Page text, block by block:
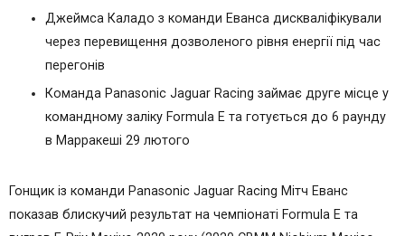
Джеймса Каладо з команди Еванса дискваліфікували
через перевищення дозволеного рівня енергії під час
перегонів
Команда Panasonic Jaguar Racing займає друге місце у
командному заліку Formula Е та готується до 6 раунду
в Марракеші 29 лютого
Гонщик із команди Panasonic Jaguar Racing Мітч Еванс
показав блискучий результат на чемпіонаті Formula E та